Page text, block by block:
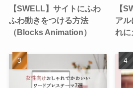
【SWELL】サイトにふわ
ふわ動きをつける方法
（Blocks Animation）
【
ア
れに